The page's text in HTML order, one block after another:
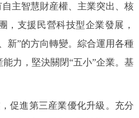
主智慧財産權、主業突出、核
，支援民營科技型企業發展，
新”的方向轉變。綜合運用各種
力，堅決關閉“五小”企業。基
進第三産業優化升級。充分